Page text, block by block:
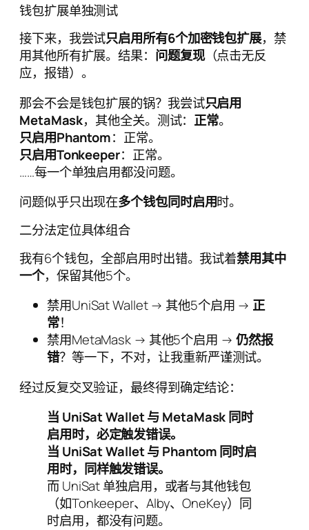
钱包扩展单独测试
接下来，我尝试只启用所有6个加密钱包扩展，禁
用其他所有扩展。结果： 问题复现（点击无反
应，报错）。
那会不会是钱包扩展的锅？我尝试只启用
MetaMask，其他全关。测试： 正常。
只启用Phantom：正常。
只启用Tonkeeper：正常。
……每一个单独启用都没问题。
问题似乎只出现在多个钱包同时启用时。
二分法定位具体组合
我有6个钱包，全部启用时出错。我试着禁用其中
一个，保留其他5个。
禁用UniSat Wallet → 其他5个启用 → 正
常！
禁用MetaMask → 其他5个启用 → 仍然报
错？等一下，不对，让我重新严谨测试。
经过反复交叉验证，最终得到确定结论：
当 UniSat Wallet 与 MetaMask 同时
启用时，必定触发错误。
当 UniSat Wallet 与 Phantom 同时启
用时，同样触发错误。
而 UniSat 单独启用，或者与其他钱包
（如Tonkeeper、Alby、OneKey）同
时启用，都没有问题。